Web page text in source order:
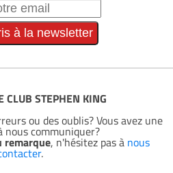
CLUB STEPHEN KING
ou des oublis? Vous avez une
nous communiquer?
, n'hésitez pas à nous
.